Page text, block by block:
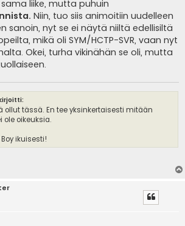
sama liike, mutta puhuin
Niin, tuo siis animoitiin uudelleen
sanoin, nyt se ei näytä niiltä edellisiltä
mikä oli SYM/HCTP-SVR, vaan nyt
Okei, turha vikinähän se oli, mutta
ollut tässä. En tee yksinkertaisesti mitään
ole oikeuksia.
ikuisesti!